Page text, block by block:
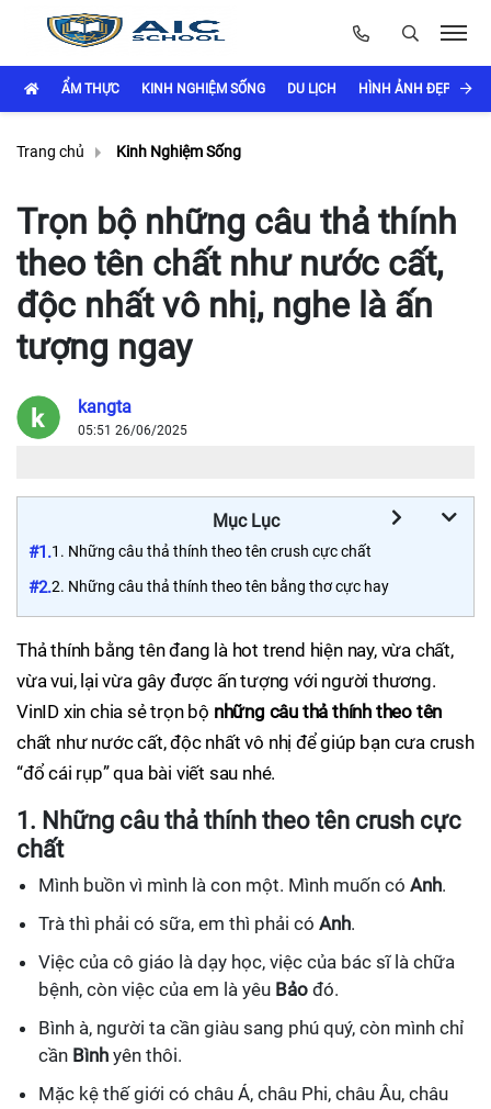
ẨM THỰC KINH NGHIỆM SỐNG DU LỊCH HÌNH ẢNH ĐẸP
Trang chủ Kinh Nghiệm Sống
Trọn bộ những câu thả thính
theo tên chất như nước cất,
độc nhất vô nhị, nghe là ấn
tượng ngay
kangta
05:51 26/06/2025
Mục Lục
#1.1. Những câu thả thính theo tên crush cực chất
#2.2. Những câu thả thính theo tên bằng thơ cực hay
Thả thính bằng tên đang là hot trend hiện nay, vừa chất,
vừa vui, lại vừa gây được ấn tượng với người thương.
VinID xin chia sẻ trọn bộ những câu thả thính theo tên
chất như nước cất, độc nhất vô nhị để giúp bạn cưa crush
“đổ cái rụp” qua bài viết sau nhé.
1. Những câu thả thính theo tên crush cực
chất
Mình buồn vì mình là con một. Mình muốn có Anh.
Trà thì phải có sữa, em thì phải có Anh.
Việc của cô giáo là dạy học, việc của bác sĩ là chữa
bệnh, còn việc của em là yêu Bảo đó.
Bình à, người ta cần giàu sang phú quý, còn mình chỉ
cần Bình yên thôi.
Mặc kệ thế giới có châu Á, châu Phi, châu Âu, châu